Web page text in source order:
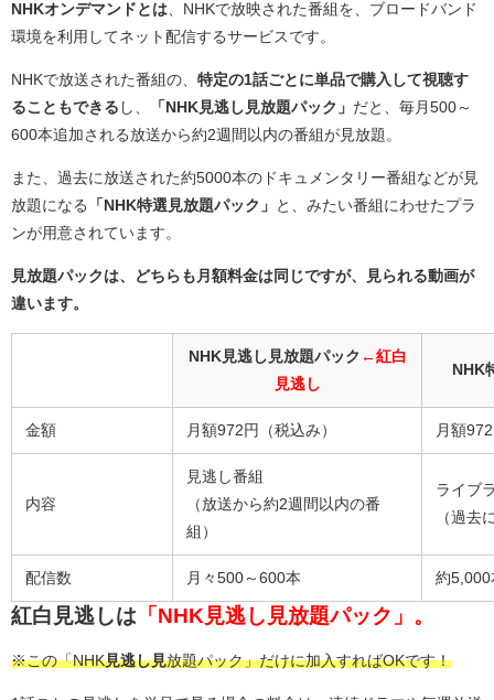
NHKオンデマンドとは 、NHKで放映された番組を、ブロードバンド
環境を利用してネット配信するサービスです。
NHKで放送された番組の、 特定の1話ごとに単品で購入して視聴す
ることもできる し、 「NHK見逃し見放題パック」 だと、毎月500～
600本追加される放送から約2週間以内の番組が見放題。
また、過去に放送された約5000本のドキュメンタリー番組などが見
放題になる
「NHK特選見放題パック」
と、みたい番組にわせたプラ
ンが用意されています。
見放題パックは、どちらも月額料金は同じですが、見られる動画が
違います。
NHK見逃し見放題パック ←紅白
見逃し
NHK
金額 月額972円（税込み） 月額
内容
見逃し番組
（放送から約2週間以内の番
組）
ライブ
（過去
配信数 月々500～600本 約5,000
紅白見逃しは 「NHK見逃し見放題パック」。
※この「NHK見逃し見放題パック」だけに加入すればOKです！